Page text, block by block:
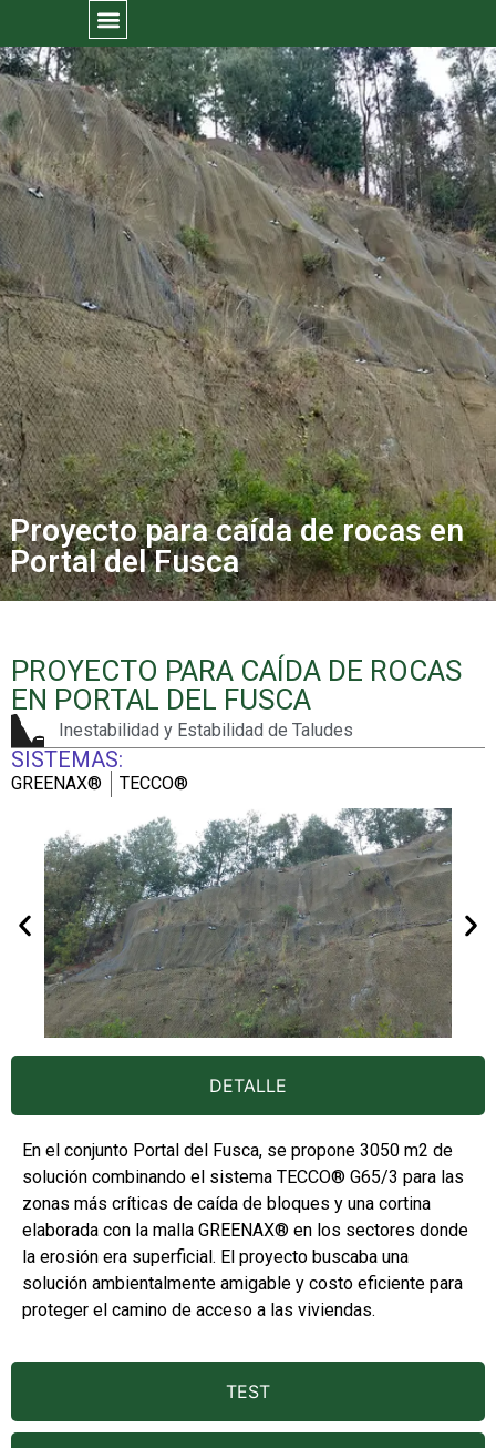
Proyecto para caída de rocas en
Portal del Fusca
PROYECTO PARA CAÍDA DE ROCAS
EN PORTAL DEL FUSCA
Inestabilidad y Estabilidad de Taludes
SISTEMAS:
GREENAX® TECCO®
DETALLE
TEST
En el conjunto Portal del Fusca, se propone 3050 m2 de
solución combinando el sistema TECCO® G65/3 para las
zonas más críticas de caída de bloques y una cortina
elaborada con la malla GREENAX® en los sectores donde
la erosión era superficial. El proyecto buscaba una
solución ambientalmente amigable y costo eficiente para
proteger el camino de acceso a las viviendas.